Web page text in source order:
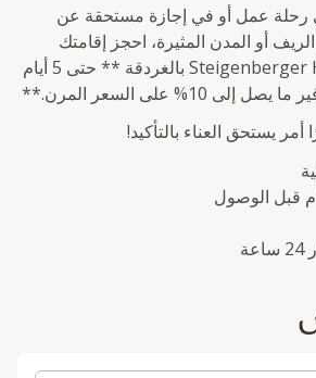
عمل أو في إجازة مستحقة عن
أو المدن المثيرة، احجز إقامتك
الليلية في فندق Steigenberger Hotel بالغردقة ** حتى 5 أيام
على السعر المرن.**
يستحق العناء بالتأكيد!